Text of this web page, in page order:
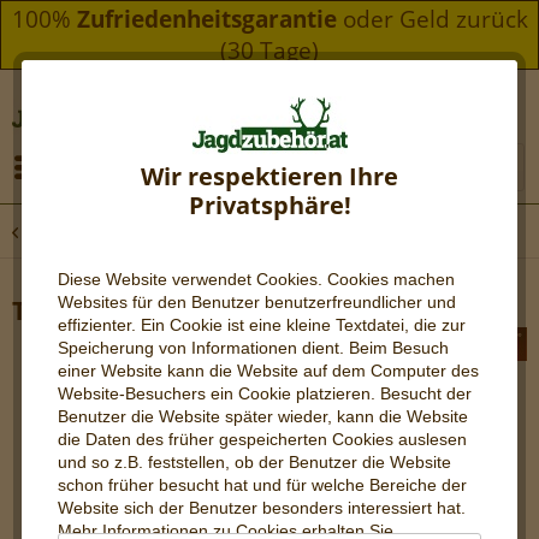
100% Zufriedenheitsgarantie oder Geld zurück
(30 Tage)
Wir respektieren Ihre
Privatsphäre!
Diese Website verwendet Cookies. Cookies machen
Websites für den Benutzer benutzerfreundlicher und
effizienter. Ein Cookie ist eine kleine Textdatei, die zur
Speicherung von Informationen dient. Beim Besuch
einer Website kann die Website auf dem Computer des
Website-Besuchers ein Cookie platzieren. Besucht der
Benutzer die Website später wieder, kann die Website
die Daten des früher gespeicherten Cookies auslesen
und so z.B. feststellen, ob der Benutzer die Website
schon früher besucht hat und für welche Bereiche der
Website sich der Benutzer besonders interessiert hat.
Mehr Informationen zu Cookies erhalten Sie
Thermopad Handwärmer